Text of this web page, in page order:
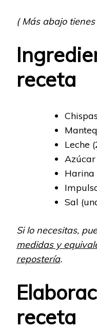
( Más abajo
receta
Leche
Harina
Sal
Si lo necesitas,
medidas y
repostería.
receta